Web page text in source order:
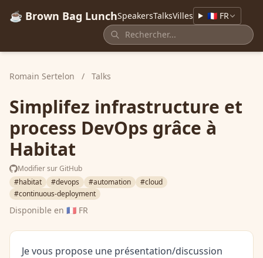
☕ Brown Bag LunchSpeakersTalksVilles 🇫🇷 FR
Romain Sertelon / Talks
Simplifez infrastructure et
process DevOps grâce à
Habitat
Modifier sur GitHub
#habitat
#devops #automation
#cloud
#continuous-deployment
Disponible en 🇫🇷 FR
Je vous propose une présentation/discussion